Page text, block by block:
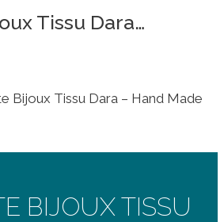
Tissu Dara…
Bijoux Tissu Dara – Hand Made
BIJOUX TISSU